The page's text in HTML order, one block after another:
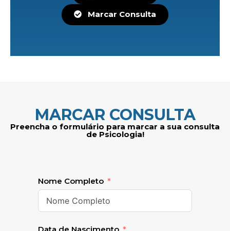
Marcar Consulta
MARCAR CONSULTA
Preencha o formulário para marcar a sua consulta
de Psicologia!
Nome Completo
Data de Nascimento